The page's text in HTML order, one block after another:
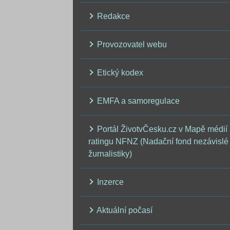
Redakce
Provozovatel webu
Etický kodex
EMFA a samoregulace
Portál ŽivotvČesku.cz v Mapě médií
ratingu NFNZ (Nadační fond nezávislé
žurnalistiky)
Inzerce
Aktuální počasí